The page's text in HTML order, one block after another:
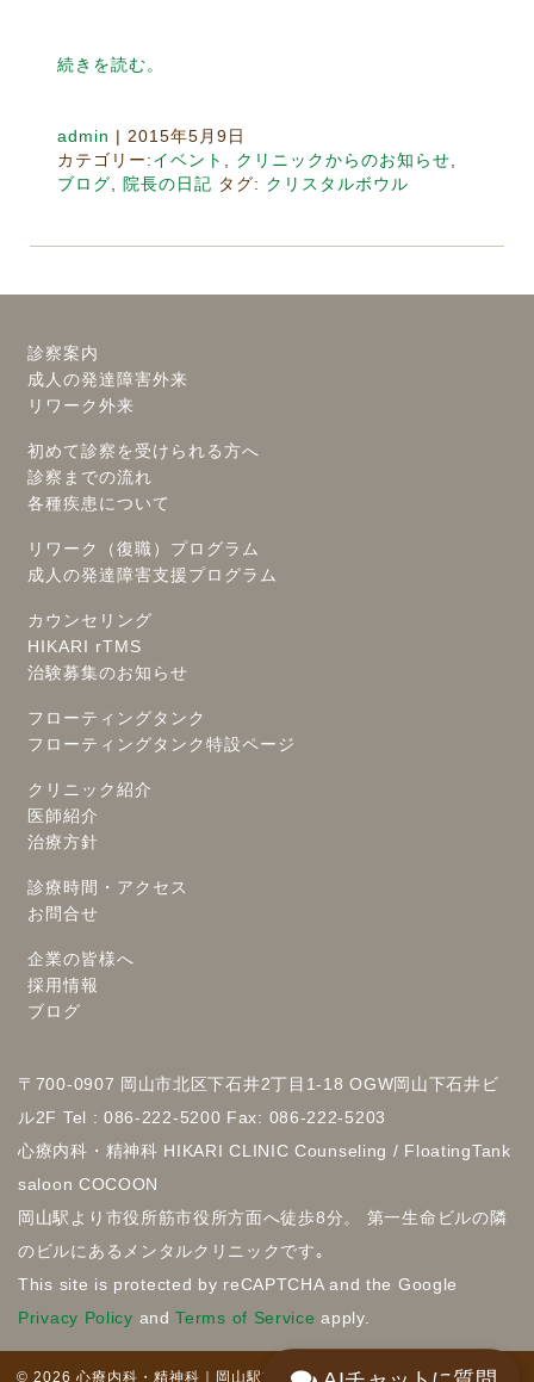
続きを読む。
admin | 2015年5月9日
カテゴリー:イベント クリニックからのお知らせ
ブログ
院長の日記 タグ: クリスタルボウル
診察案内
成人の発達障害外来
リワーク外来
初めて診察を受けられる方へ
診察までの流れ
各種疾患について
リワーク（復職）プログラム
成人の発達障害支援プログラム
カウンセリング
HIKARI rTMS
治験募集のお知らせ
フローティングタンク
フローティングタンク特設ページ
クリニック紹介
医師紹介
治療方針
診療時間・アクセス
お問合せ
企業の皆様へ
採用情報
ブログ
〒700-0907 岡山市北区下石井2丁目1-18 OGW岡山下石井ビ
ル2F Tel : 086-222-5200 Fax: 086-222-5203
心療内科・精神科 HIKARI CLINIC Counseling / FloatingTank
saloon COCOON
岡山駅より市役所筋市役所方面へ徒歩8分。 第一生命ビルの隣
のビルにあるメンタルクリニックです｡
This site is protected by reCAPTCHA and the Google
Privacy Policy andTerms of Service apply.
© 2026 心療内科・精神科｜岡山駅前のHIKARI CLINIC. All Rights